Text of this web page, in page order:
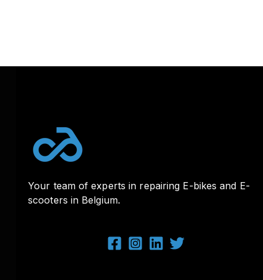
Your team of experts in repairing E-bikes and E-
scooters in Belgium.